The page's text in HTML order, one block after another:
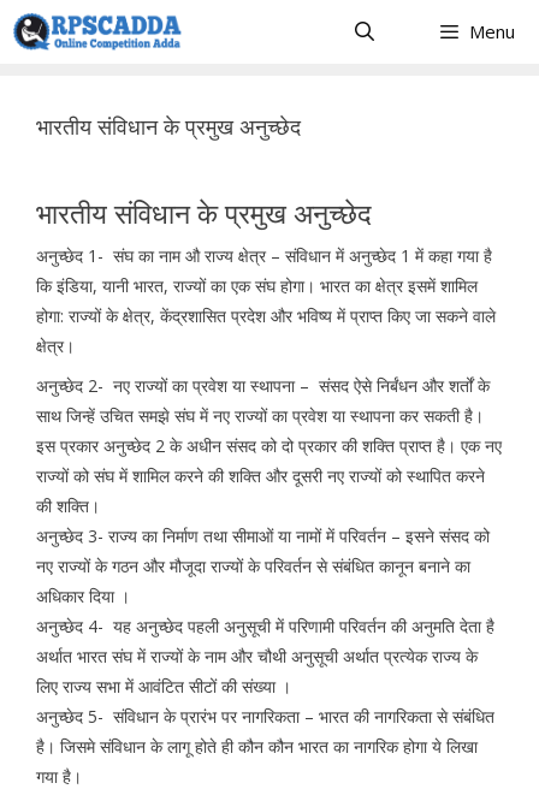
Skip
to
Menu
भारतीय संविधान के प्रमुख अनुच्छेद
भारतीय संविधान के प्रमुख अनुच्छेद
अनुच्छेद 1- संघ का नाम औ राज्य क्षेत्र – संविधान में अनुच्छेद 1 में कहा गया है
कि इंडिया, यानी भारत, राज्यों का एक संघ होगा। भारत का क्षेत्र इसमें शामिल
होगा: राज्यों के क्षेत्र, केंद्रशासित प्रदेश और भविष्य में प्राप्त किए जा सकने वाले
क्षेत्र।
अनुच्छेद 2- नए राज्यों का प्रवेश या स्थापना – संसद ऐसे निर्बंधन और शर्तों के
साथ जिन्हें उचित समझे संघ में नए राज्यों का प्रवेश या स्थापना कर सकती है।
इस प्रकार अनुच्छेद 2 के अधीन संसद को दो प्रकार की शक्ति प्राप्त है। एक नए
राज्यों को संघ में शामिल करने की शक्ति और दूसरी नए राज्यों को स्थापित करने
की शक्ति।
अनुच्छेद 3- राज्य का निर्माण तथा सीमाओं या नामों में परिवर्तन – इसने संसद को
नए राज्यों के गठन और मौजूदा राज्यों के परिवर्तन से संबंधित कानून बनाने का
अधिकार दिया ।
अनुच्छेद 4- यह अनुच्छेद पहली अनुसूची में परिणामी परिवर्तन की अनुमति देता है
अर्थात भारत संघ में राज्यों के नाम और चौथी अनुसूची अर्थात प्रत्येक राज्य के
लिए राज्य सभा में आवंटित सीटों की संख्या ।
अनुच्छेद 5- संविधान के प्रारंभ पर नागरिकता – भारत की नागरिकता से संबंधित
है। जिसमे संविधान के लागू होते ही कौन कौन भारत का नागरिक होगा ये लिखा
गया है।